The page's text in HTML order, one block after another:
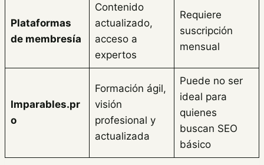
Plataformas
de membresía
Contenido
actualizado,
acceso a
expertos
Requiere
suscripción
mensual
Imparables.pr
o
Formación ágil,
visión
profesional y
actualizada
Puede no ser
ideal para
quienes
buscan SEO
básico